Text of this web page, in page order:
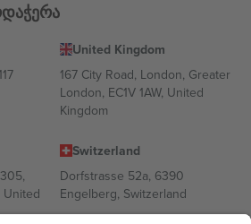
United Kingdom
167 City Road, London, Greater
London, EC1V 1AW, United
Kingdom
United
Switzerland
Dorfstrasse 52a, 6390
Engelberg, Switzerland